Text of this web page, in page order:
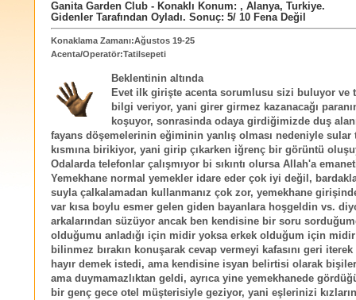
Ganita Garden Club - Konaklı Konum: , Alanya, Turkiye.
Gidenler Tarafından Oyladı. Sonuç: 5/ 10 Fena Değil
Konaklama Zamanı:Ağustos 19-25
Acenta/Operatör:Tatilsepeti
Beklentinin altında
Evet ilk girişte acenta sorumlusu sizi buluyor ve
bilgi veriyor, yani girer girmez kazanacağı
koşuyor, sonrasinda odaya girdiğimizde duş
fayans döşemelerinin eğiminin yanlış olması nedeniyle sular
kısmına birikiyor, yani girip çıkarken iğrenç bir görüntü
Odalarda telefonlar çalışmıyor bi sıkıntı olursa Allah'a
Yemekhane normal yemekler idare eder çok iyi değil,
suyla çalkalamadan kullanmanız çok zor, yemekhane
var kısa boylu esmer gelen giden bayanlara hoşgeldin vs.
arkalarından süzüyor ancak ben kendisine bir soru
olduğumu anladığı için midir yoksa erkek olduğum için
bilinmez bırakın konuşarak cevap vermeyi kafasını geri iterek
hayır demek istedi, ama kendisine isyan belirtisi olarak
ama duymamazlıktan geldi, ayrıca yine yemekhanede
bir genç gece otel müşterisiyle geziyor, yani eşlerinizi